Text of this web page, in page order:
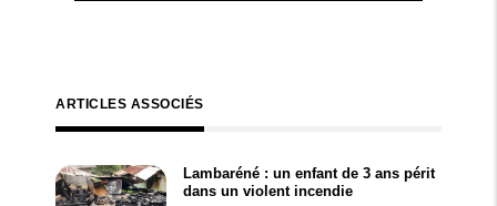
ARTICLES ASSOCIÉS
Lambaréné : un enfant de 3 ans périt
dans un violent incendie